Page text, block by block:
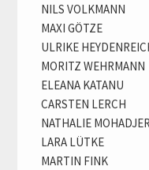
NILS VOLKMANN
MAXI GÖTZE
ULRIKE
MORITZ WEHRMANN
ELEANA KATANU
CARSTEN LERCH
NATHALIE MOHADJER
LARA LÜTKE
MARTIN FINK